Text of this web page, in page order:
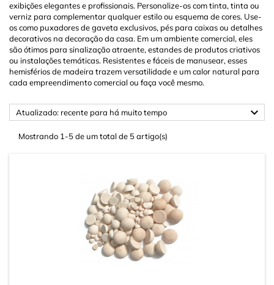
exibições elegantes e profissionais. Personalize-os com tinta, tinta ou
verniz para complementar qualquer estilo ou esquema de cores. Use-
os como puxadores de gaveta exclusivos, pés para caixas ou detalhes
decorativos na decoração da casa. Em um ambiente comercial, eles
são ótimos para sinalização atraente, estandes de produtos criativos
ou instalações temáticas. Resistentes e fáceis de manusear, esses
hemisférios de madeira trazem versatilidade e um calor natural para
cada empreendimento comercial ou faça você mesmo.
Atualizado: recente para há muito tempo 
Mostrando 1-5 de um total de 5 artigo(s)